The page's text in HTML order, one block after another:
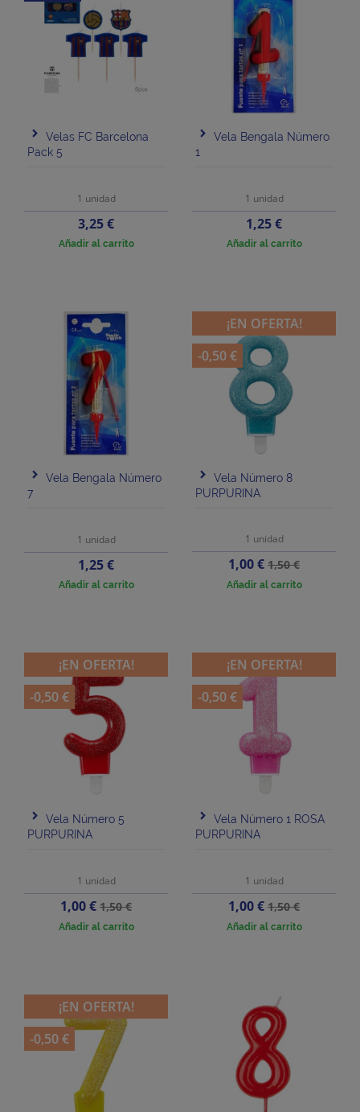
Velas FC Barcelona
Pack 5
1 unidad
Precio
3,25 €
Añadir al carrito
Vela Bengala Número
1
1 unidad
Precio
1,25 €
Añadir al carrito
Vela Bengala Número
7
1 unidad
Precio
1,25 €
Añadir al carrito
Vela Número 8
PURPURINA
1 unidad
Precio
1,00 €Precio
base
1,50 €
Añadir al carrito
¡EN OFERTA!
-0,50 €
Vela Número 5
PURPURINA
1 unidad
Precio
1,00 €Precio
base
1,50 €
Añadir al carrito
¡EN OFERTA!
-0,50 €
Vela Número 1 ROSA
PURPURINA
1 unidad
Precio
1,00 €Precio
base
1,50 €
Añadir al carrito
¡EN OFERTA!
-0,50 €
¡EN OFERTA!
-0,50 €